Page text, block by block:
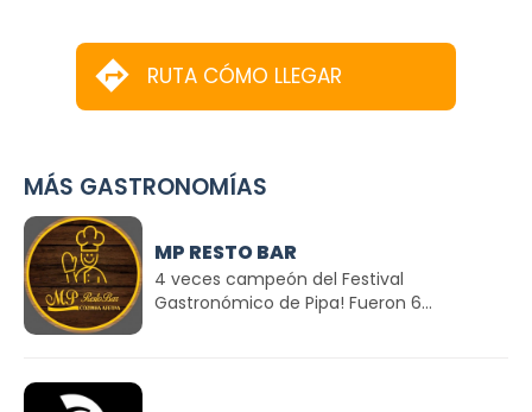
RUTA CÓMO LLEGAR
MÁS GASTRONOMÍAS
MP RESTO BAR
4 veces campeón del Festival
Gastronómico de Pipa! Fueron 6...